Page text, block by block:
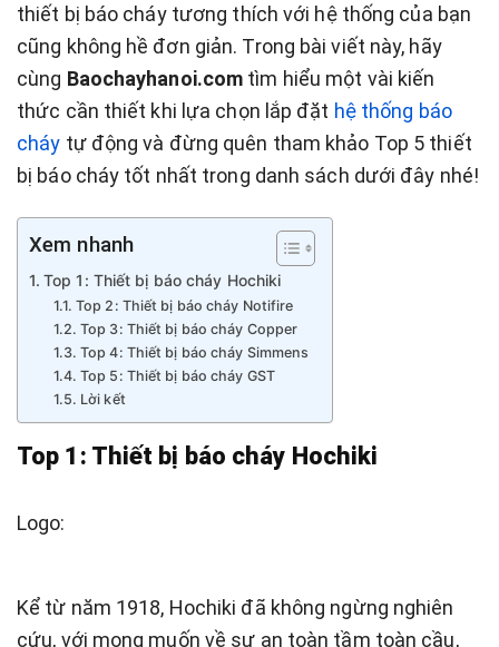
thiết bị báo cháy tương thích với hệ thống của bạn
cũng không hề đơn giản. Trong bài viết này, hãy
cùng Baochayhanoi.com tìm hiểu một vài kiến
thức cần thiết khi lựa chọn lắp đặt hệ thống báo
cháy tự động và đừng quên tham khảo Top 5 thiết
bị báo cháy tốt nhất trong danh sách dưới đây nhé!
Xem nhanh
Top 1: Thiết bị báo cháy Hochiki
Top 2: Thiết bị báo cháy Notifire
Top 3: Thiết bị báo cháy Copper
Top 4: Thiết bị báo cháy Simmens
Top 5: Thiết bị báo cháy GST
Lời kết
Top 1: Thiết bị báo cháy Hochiki
Logo:
Kể từ năm 1918, Hochiki đã không ngừng nghiên
cứu, với mong muốn về sự an toàn tầm toàn cầu,